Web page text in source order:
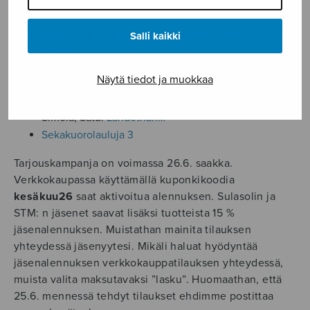
Salli kaikki
Näytä tiedot ja muokkaa
Kesäkuussa saat Sulasolin nuottimyymälästä ja
verkkokaupasta 15 % alennuksen seuraavista
kokoelmista:
Hakkarainen, Samuli (sov.):Sua tervehdin – lauluja
Simola, Satu:Lähdethän…
Sekakuorolauluja 3
Tarjouskampanja on voimassa 26.6. saakka.
Verkkokaupassa käyttämällä kuponkikoodia
kesäkuu26 saat aktivoitua alennuksen. Sulasolin ja
STM: n jäsenet saavat lisäksi tuotteista 15 %
jäsenalennuksen. Muistathan mainita tilauksen
yhteydessä jäsenyytesi. Mikäli haluat hyödyntää
jäsenalennuksen verkkokauppatilauksen yhteydessä,
muista valita maksutavaksi ”lasku”. Huomaathan, että
25.6. mennessä tehdyt tilaukset ehdimme postittaa